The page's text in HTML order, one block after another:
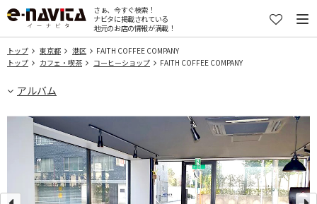
さぁ、今すぐ検索！
ナビタに掲載されている
地元のお店の情報が満載！
トップ 東京都 港区
FAITH COFFEE COMPANY
トップ
カフェ・喫茶 コーヒーショップ FAITH COFFEE COMPANY
アルバム